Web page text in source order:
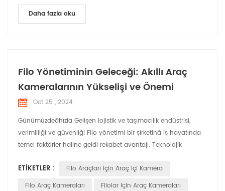
Daha fazla oku
Filo Yönetiminin Geleceği: Akıllı Araç
Kameralarının Yükselişi ve Önemi
Oct 25 , 2024
Günümüzdeâhızla Gelişen lojistik ve taşımacılık endüstrisi,
verimliliği ve güvenliği Filo yönetimi bir şirketinâ iş hayatında
temel faktörler haline geldi rekabet avantajı. Teknolojik
araçlarından vazgeçilmez akıllı araçlara dönüştü Filo
yönetiminde asistanlar. Bu makale trendleri inceleyecek ve
ETIKETLER :
Filo Araçları Için Araç İçi Kamera
Filo Araç Kameraları
Filolar Için Araç Kameraları